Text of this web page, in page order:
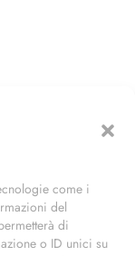
come i
del
di
o ID unici su
(MI)